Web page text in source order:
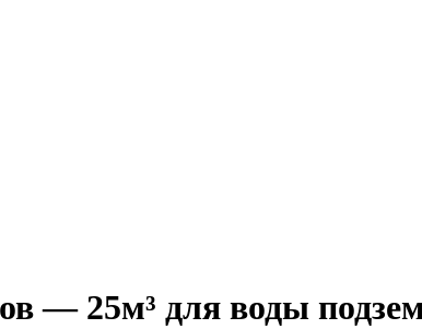
— 25м³ для воды